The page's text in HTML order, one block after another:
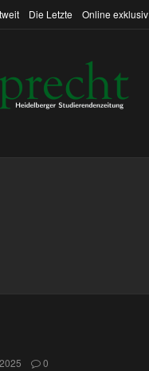
Die Letzte Online exklusiv
0